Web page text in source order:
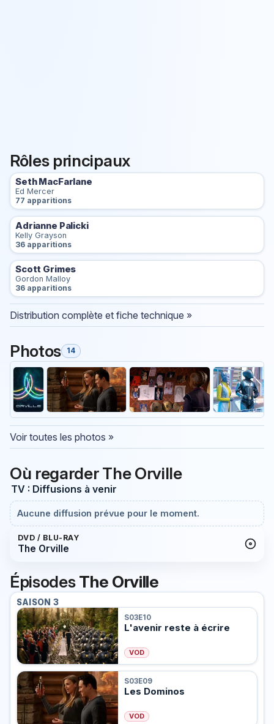
Rôles principaux
Seth MacFarlane
Ed Mercer
77 apparitions
Adrianne Palicki
Kelly Grayson
36 apparitions
Scott Grimes
Gordon Malloy
36 apparitions
Distribution complète et fiche technique »
Photos 14
Voir toutes les photos »
Où regarder The Orville
TV : Diffusions à venir
Aucune diffusion prévue pour le moment.
DVD / BLU-RAY
The Orville
ÉpisodesThe Orville
SAISON 3
S03E10
L'avenir reste à écrire
VOD
S03E09
Les Dominos
VOD